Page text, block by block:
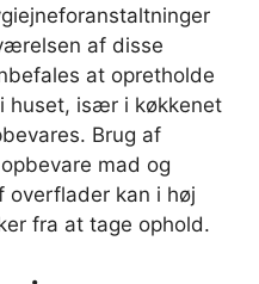
af ​​disse
at opretholde
huset, især i køkkenet
Brug af
mad og
overflader kan i høj
fra at tage ophold.